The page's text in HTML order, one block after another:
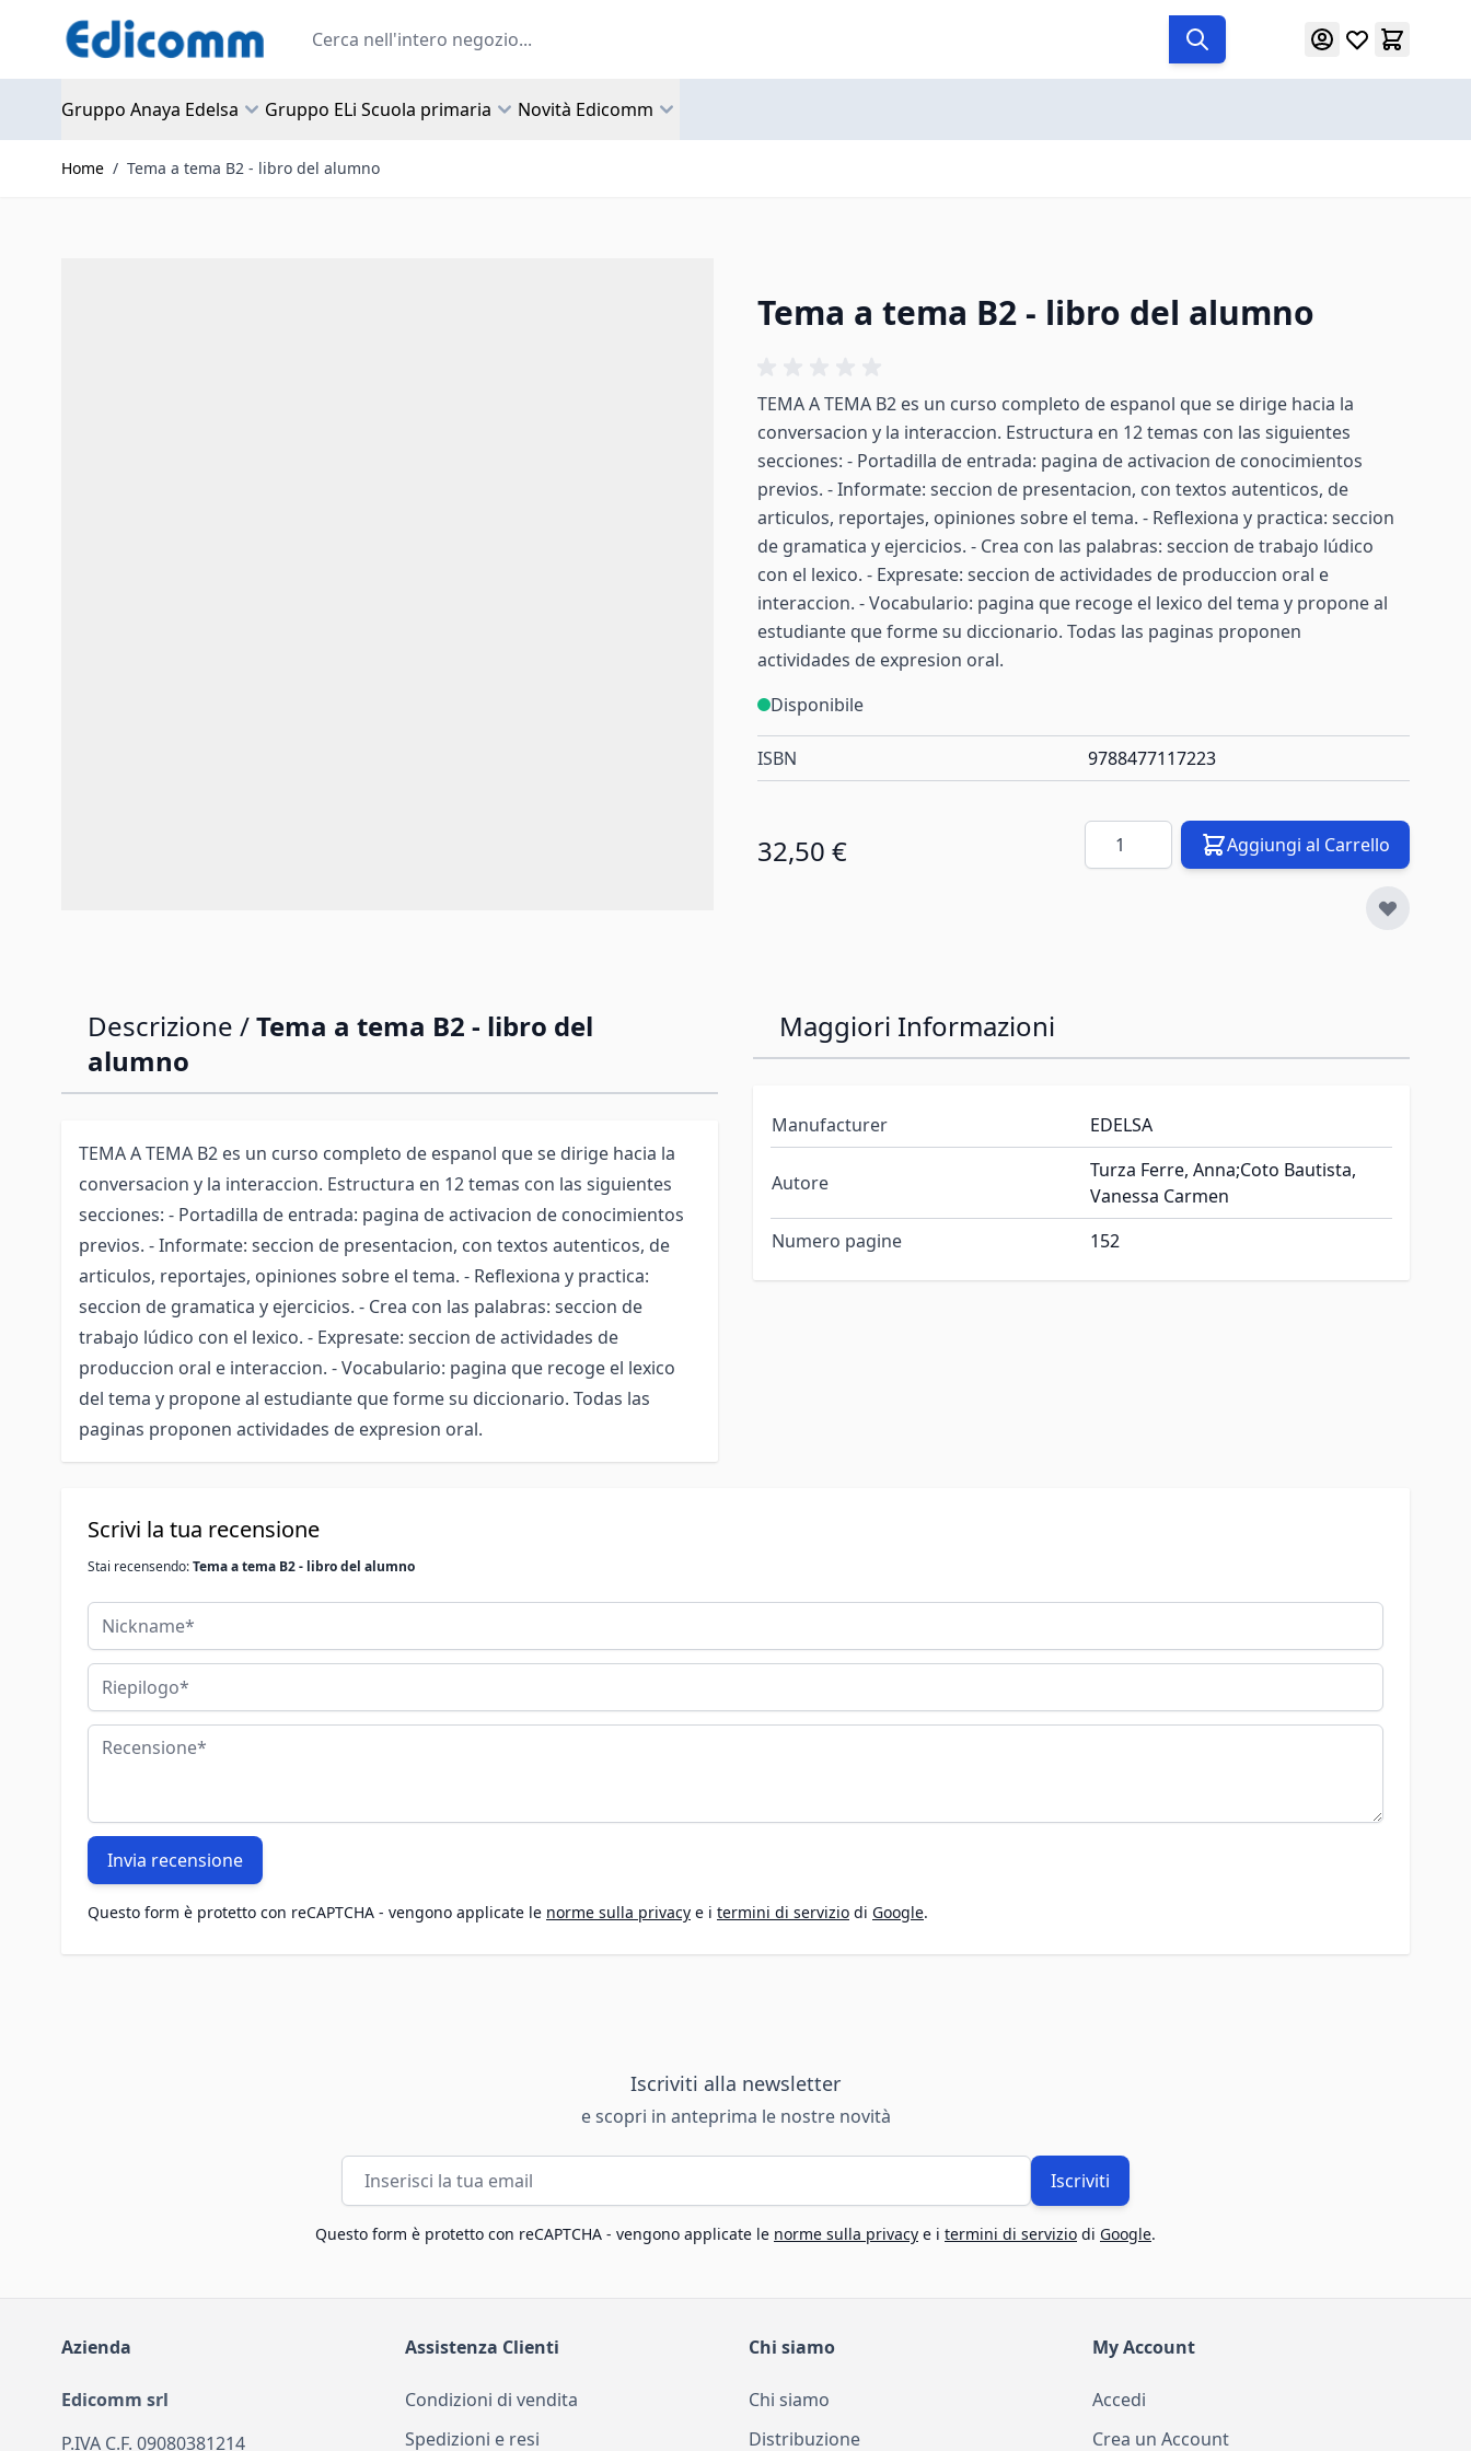
Search
Gruppo Anaya Edelsa Gruppo ELi Scuola primaria Novità Edicomm
Home / Tema a tema B2 - libro del alumno
Tema a tema B2 - libro del alumno
TEMA A TEMA B2 es un curso completo de espanol que se dirige hacia la
conversacion y la interaccion. Estructura en 12 temas con las siguientes
secciones: - Portadilla de entrada: pagina de activacion de conocimientos
previos. - Informate: seccion de presentacion, con textos autenticos, de
articulos, reportajes, opiniones sobre el tema. - Reflexiona y practica: seccion
de gramatica y ejercicios. - Crea con las palabras: seccion de trabajo lúdico
con el lexico. - Expresate: seccion de actividades de produccion oral e
interaccion. - Vocabulario: pagina que recoge el lexico del tema y propone al
estudiante que forme su diccionario. Todas las paginas proponen
actividades de expresion oral.
Disponibile
ISBN 9788477117223
32,50 € Quantità Aggiungi al Carrello
Descrizione /Tema a tema B2 - libro del
alumno
TEMA A TEMA B2 es un curso completo de espanol que se dirige hacia la
conversacion y la interaccion. Estructura en 12 temas con las siguientes
secciones: - Portadilla de entrada: pagina de activacion de conocimientos
previos. - Informate: seccion de presentacion, con textos autenticos, de
articulos, reportajes, opiniones sobre el tema. - Reflexiona y practica:
seccion de gramatica y ejercicios. - Crea con las palabras: seccion de
trabajo lúdico con el lexico. - Expresate: seccion de actividades de
produccion oral e interaccion. - Vocabulario: pagina que recoge el lexico
del tema y propone al estudiante que forme su diccionario. Todas las
paginas proponen actividades de expresion oral.
Maggiori Informazioni
Manufacturer EDELSA
Autore
Turza Ferre, Anna;Coto Bautista,
Vanessa Carmen
Numero pagine
152
Scrivi la tua recensione
Stai recensendo:Tema a tema B2 - libro del alumno
Nickname
Riepilogo
Recensione
Invia recensione
Questo form è protetto con reCAPTCHA - vengono applicate le norme sulla privacy e i termini di servizio di Google.
Iscriviti alla newsletter
e scopri in anteprima le nostre novità
Indirizzo email
Iscriviti
Questo form è protetto con reCAPTCHA - vengono applicate le norme sulla privacy e i termini di servizio di Google.
Azienda
Edicomm srl
P.IVA C.F. 09080381214
Assistenza Clienti
Condizioni di vendita
Spedizioni e resi
Chi siamo
Chi siamo
Distribuzione
My Account
Accedi
Crea un Account